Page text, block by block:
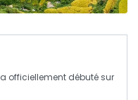
a officiellement débuté sur